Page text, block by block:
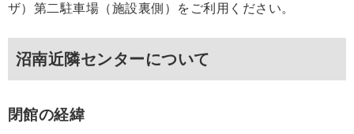
ザ）第二駐車場（施設裏側）をご利用ください。
沼南近隣センターについて
閉館の経緯